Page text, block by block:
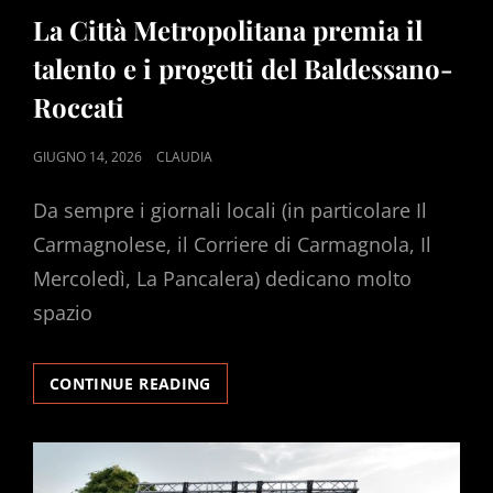
La Città Metropolitana premia il
talento e i progetti del Baldessano-
Roccati
POSTED
GIUGNO 14, 2026 CLAUDIA
Da sempre i giornali locali (in particolare Il
Carmagnolese, il Corriere di Carmagnola, Il
Mercoledì, La Pancalera) dedicano molto
spazio
CONTINUE READING
CITTÀ
PREMIA